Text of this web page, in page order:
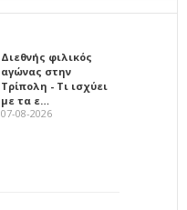
Διεθνής φιλικός
αγώνας στην
Τρίπολη - Τι ισχύει
με τα ε…
07-08-2026